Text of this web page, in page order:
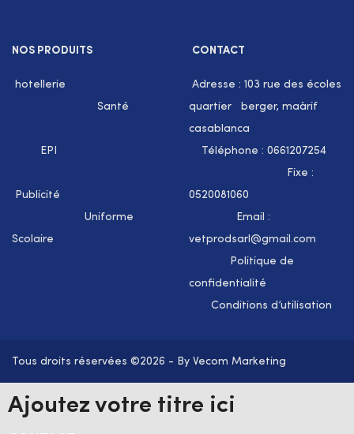
NOS PRODUITS
hotellerie
Santé
EPI
Publicité
Uniforme
Scolaire
CONTACT
Adresse : 103 rue des écoles
quartier berger, maàrif
casablanca
Téléphone : 0661207254
Fixe :
0520081060
Email :
vetprodsarl@gmail.com
Politique de
confidentialité
Conditions d’utilisation
Tous droits réservées ©2026 - By Vecom Marketing
Ajoutez votre titre ici